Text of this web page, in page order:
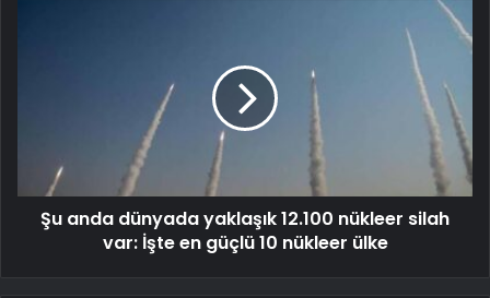
Şu anda dünyada yaklaşık 12.100 nükleer silah
var: İşte en güçlü 10 nükleer ülke